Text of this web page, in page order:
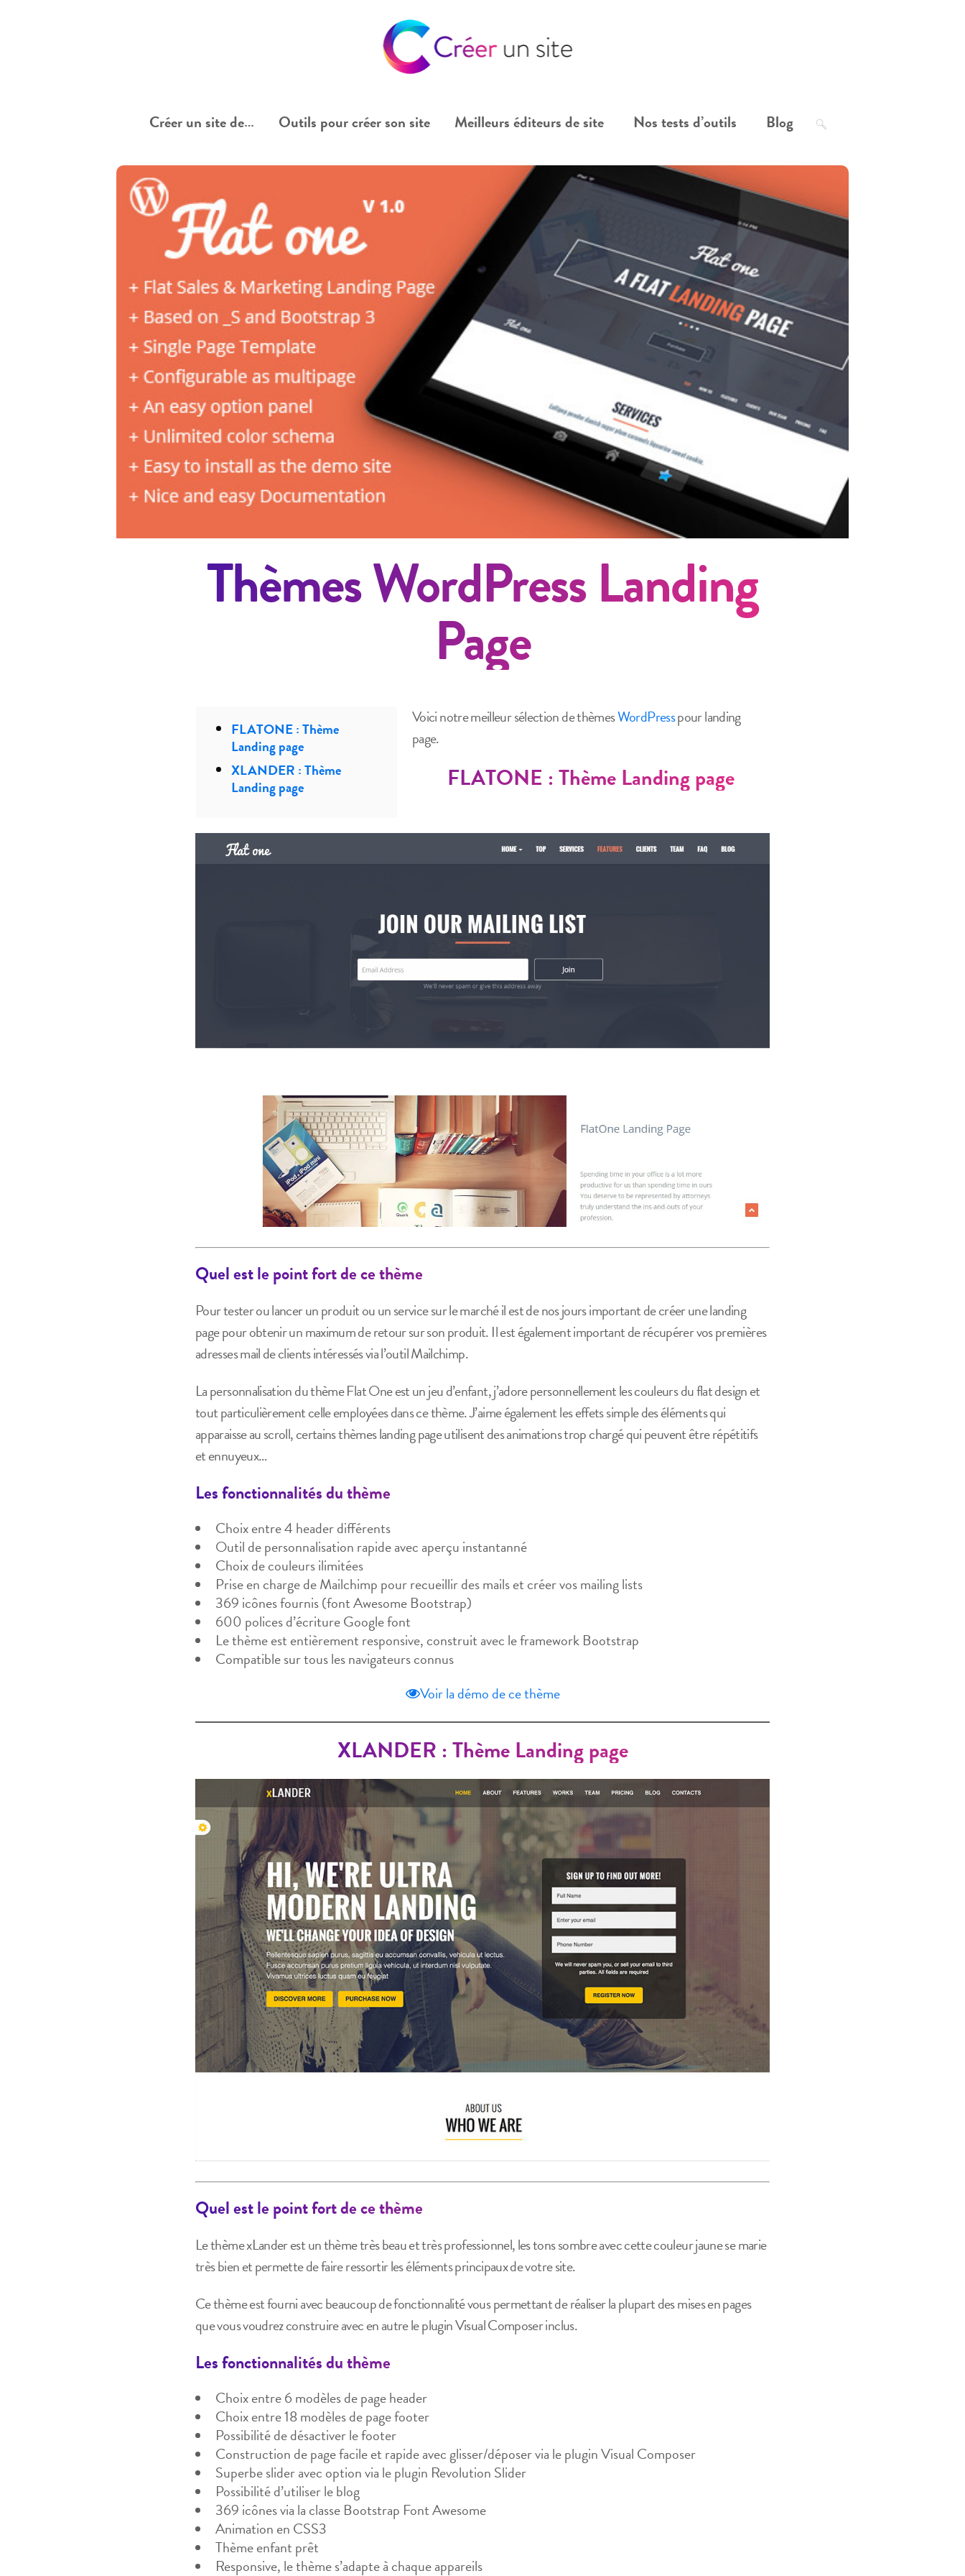
Créer un site de… Outils pour créer son site Meilleurs éditeurs de site Nos tests d’outils Blog
Thèmes WordPress Landing
Page
FLATONE : Thème
Landing page
XLANDER : Thème
Landing page
Voici notre meilleur sélection de thèmesWordPresspour landing
page.
FLATONE : Thème Landing page
Quel est le point fort de ce thème
Pour tester ou lancer un produit ou un service sur le marché il est de nos jours important de créer une landing
page pour obtenir un maximum de retour sur son produit. Il est également important de récupérer vos premières
adresses mail de clients intéressés via l’outil Mailchimp.
La personnalisation du thème Flat One est un jeu d’enfant, j’adore personnellement les couleurs du flat design et
tout particulièrement celle employées dans ce thème. J’aime également les effets simple des éléments qui
apparaisse au scroll, certains thèmes landing page utilisent des animations trop chargé qui peuvent être répétitifs
et ennuyeux…
Les fonctionnalités du thème
Choix entre 4 header différents
Outil de personnalisation rapide avec aperçu instantanné
Choix de couleurs ilimitées
Prise en charge de Mailchimp pour recueillir des mails et créer vos mailing lists
369 icônes fournis (font Awesome Bootstrap)
600 polices d’écriture Google font
Le thème est entièrement responsive, construit avec le framework Bootstrap
Compatible sur tous les navigateurs connus
Voir la démo de ce thème
XLANDER : Thème Landing page
Quel est le point fort de ce thème
Le thème xLander est un thème très beau et très professionnel, les tons sombre avec cette couleur jaune se marie
très bien et permette de faire ressortir les éléments principaux de votre site.
Ce thème est fourni avec beaucoup de fonctionnalité vous permettant de réaliser la plupart des mises en pages
que vous voudrez construire avec en autre le plugin Visual Composer inclus.
Les fonctionnalités du thème
Choix entre 6 modèles de page header
Choix entre 18 modèles de page footer
Possibilité de désactiver le footer
Construction de page facile et rapide avec glisser/déposer via le plugin Visual Composer
Superbe slider avec option via le plugin Revolution Slider
Possibilité d’utiliser le blog
369 icônes via la classe Bootstrap Font Awesome
Animation en CSS3
Thème enfant prêt
Responsive, le thème s’adapte à chaque appareils